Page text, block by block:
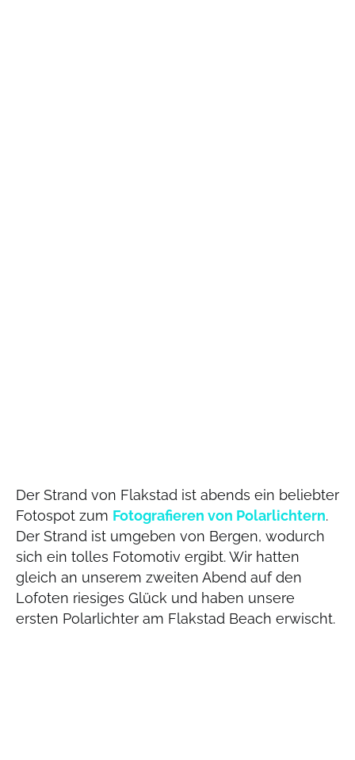
Der Strand von Flakstad ist abends ein beliebter
Fotospot zum Fotografieren von Polarlichtern.
Der Strand ist umgeben von Bergen, wodurch
sich ein tolles Fotomotiv ergibt. Wir hatten
gleich an unserem zweiten Abend auf den
Lofoten riesiges Glück und haben unsere
ersten Polarlichter am Flakstad Beach erwischt.